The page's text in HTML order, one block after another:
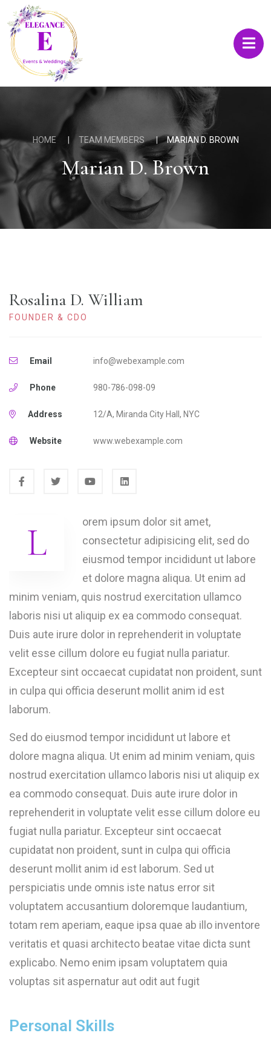
HOME TEAM MEMBERS MARIAN D. BROWN
Marian D. Brown
Rosalina D. William
FOUNDER & CDO
Email info@webexample.com
Phone 980-786-098-09
Address 12/A, Miranda City Hall, NYC
Website www.webexample.com
L
orem ipsum dolor sit amet,
consectetur adipisicing elit, sed do
eiusmod tempor incididunt ut labore
et dolore magna aliqua. Ut enim ad
minim veniam, quis nostrud exercitation ullamco
laboris nisi ut aliquip ex ea commodo consequat.
Duis aute irure dolor in reprehenderit in voluptate
velit esse cillum dolore eu fugiat nulla pariatur.
Excepteur sint occaecat cupidatat non proident, sunt
in culpa qui officia deserunt mollit anim id est
laborum.
Sed do eiusmod tempor incididunt ut labore et
dolore magna aliqua. Ut enim ad minim veniam, quis
nostrud exercitation ullamco laboris nisi ut aliquip ex
ea commodo consequat. Duis aute irure dolor in
reprehenderit in voluptate velit esse cillum dolore eu
fugiat nulla pariatur. Excepteur sint occaecat
cupidatat non proident, sunt in culpa qui officia
deserunt mollit anim id est laborum. Sed ut
perspiciatis unde omnis iste natus error sit
voluptatem accusantium doloremque laudantium,
totam rem aperiam, eaque ipsa quae ab illo inventore
veritatis et quasi architecto beatae vitae dicta sunt
explicabo. Nemo enim ipsam voluptatem quia
voluptas sit aspernatur aut odit aut fugit
Personal Skills